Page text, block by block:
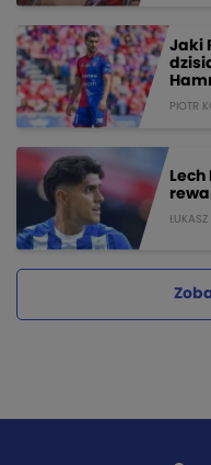
Jaki
PIOTR
ŁUKASZ